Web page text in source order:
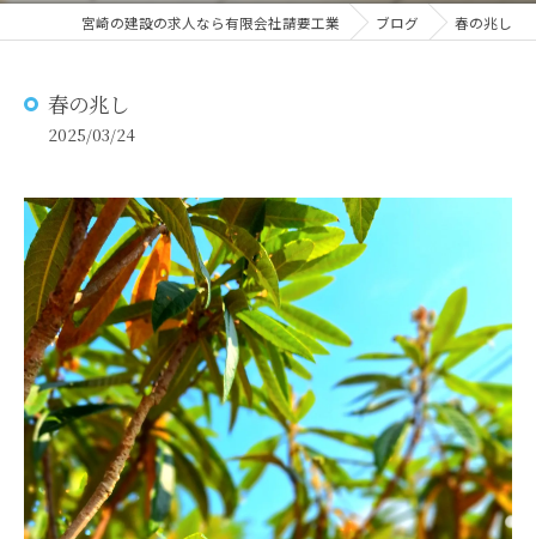
宮崎の建設の求人なら有限会社請要工業 ブログ 春の兆し
春の兆し
2025/03/24